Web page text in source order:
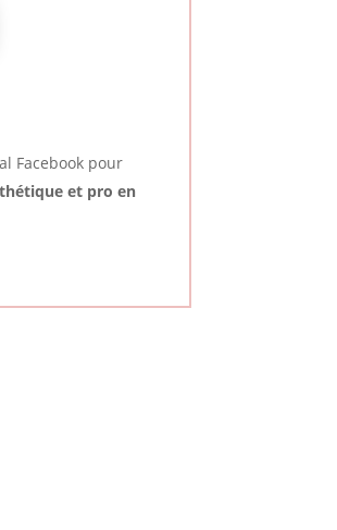
Facebook pour
et pro en